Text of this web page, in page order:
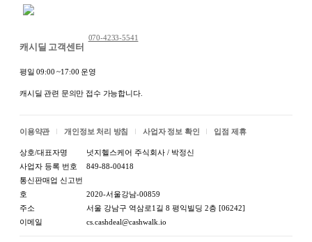
캐시딜 고객센터
070-4233-5541
평일 09:00 ~17:00 운영
캐시딜 관련 문의만 접수 가능합니다.
이용약관 개인정보 처리 방침 사업자 정보 확인 입점 제휴
상호/대표자명
넛지헬스케어 주식회사 / 박정신
사업자 등록 번호
849-88-00418
통신판매업 신고번
호
2020-서울강남-00859
주소
서울 강남구 역삼로1길 8 평익빌딩 2층 [06242]
이메일
cs.cashdeal@cashwalk.io